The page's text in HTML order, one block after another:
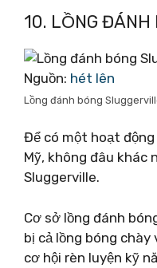
10. LỒNG ĐÁNH
Nguồn: hét lên
Lồng đánh bóng
Để có một hoạt
Mỹ, không đâu khác
Sluggerville.
Cơ sở lồng đánh
bị cả lồng bóng chày
cơ hội rèn luyện kỹ